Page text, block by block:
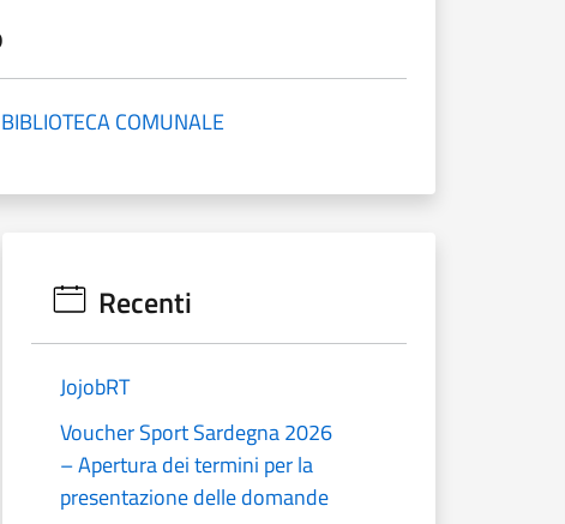
COMUNALE
Recenti
JojobRT
Voucher Sport Sardegna 2026
– Apertura dei termini per la
presentazione delle domande